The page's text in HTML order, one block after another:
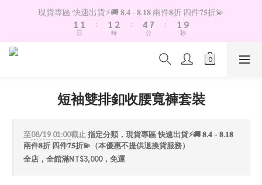
現貨專區 快速出貨⚡️🚚 𝟖.𝟒 - 𝟖.𝟏𝟖 兩件𝟖折 四件𝟕𝟓折💫
2
1
0
2
1
0
日
:
2
1
0
3
2
1
時
:
5
4
3
8
7
6
1
分
:
2
1
0
9
8
7
6
3
2
0
秒
短袖雙排釦收腰寬褲套裝
至08/19 01:00截止 指定分類，現貨專區 快速出貨⚡️🚚 𝟖.𝟒 - 𝟖.𝟏𝟖
兩件𝟖折 四件𝟕𝟓折💫（本優惠不提供退換貨服務）
全店，全館滿NT$3,000，免運